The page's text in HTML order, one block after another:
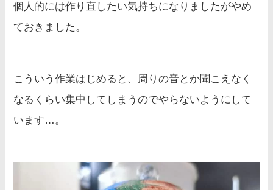
個人的には作り直したい気持ちになりましたがやめ
ておきました。
こういう作業はじめると、周りの音とか聞こえなく
なるくらい集中してしまうのでやらないようにして
います…。